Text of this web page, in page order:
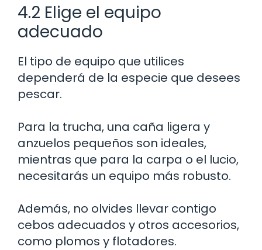
4.2 Elige el equipo
adecuado
El tipo de equipo que utilices
dependerá de la especie que desees
pescar.
Para la trucha, una caña ligera y
anzuelos pequeños son ideales,
mientras que para la carpa o el lucio,
necesitarás un equipo más robusto.
Además, no olvides llevar contigo
cebos adecuados y otros accesorios,
como plomos y flotadores.